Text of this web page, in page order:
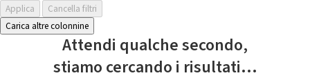
Applica
Cancella filtri
Carica altre colonnine
Attendi qualche secondo,
stiamo cercando i risultati...